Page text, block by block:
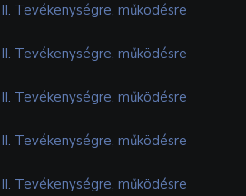
Tevékenységre, működésre
Tevékenységre, működésre
Tevékenységre, működésre
Tevékenységre, működésre
Tevékenységre, működésre